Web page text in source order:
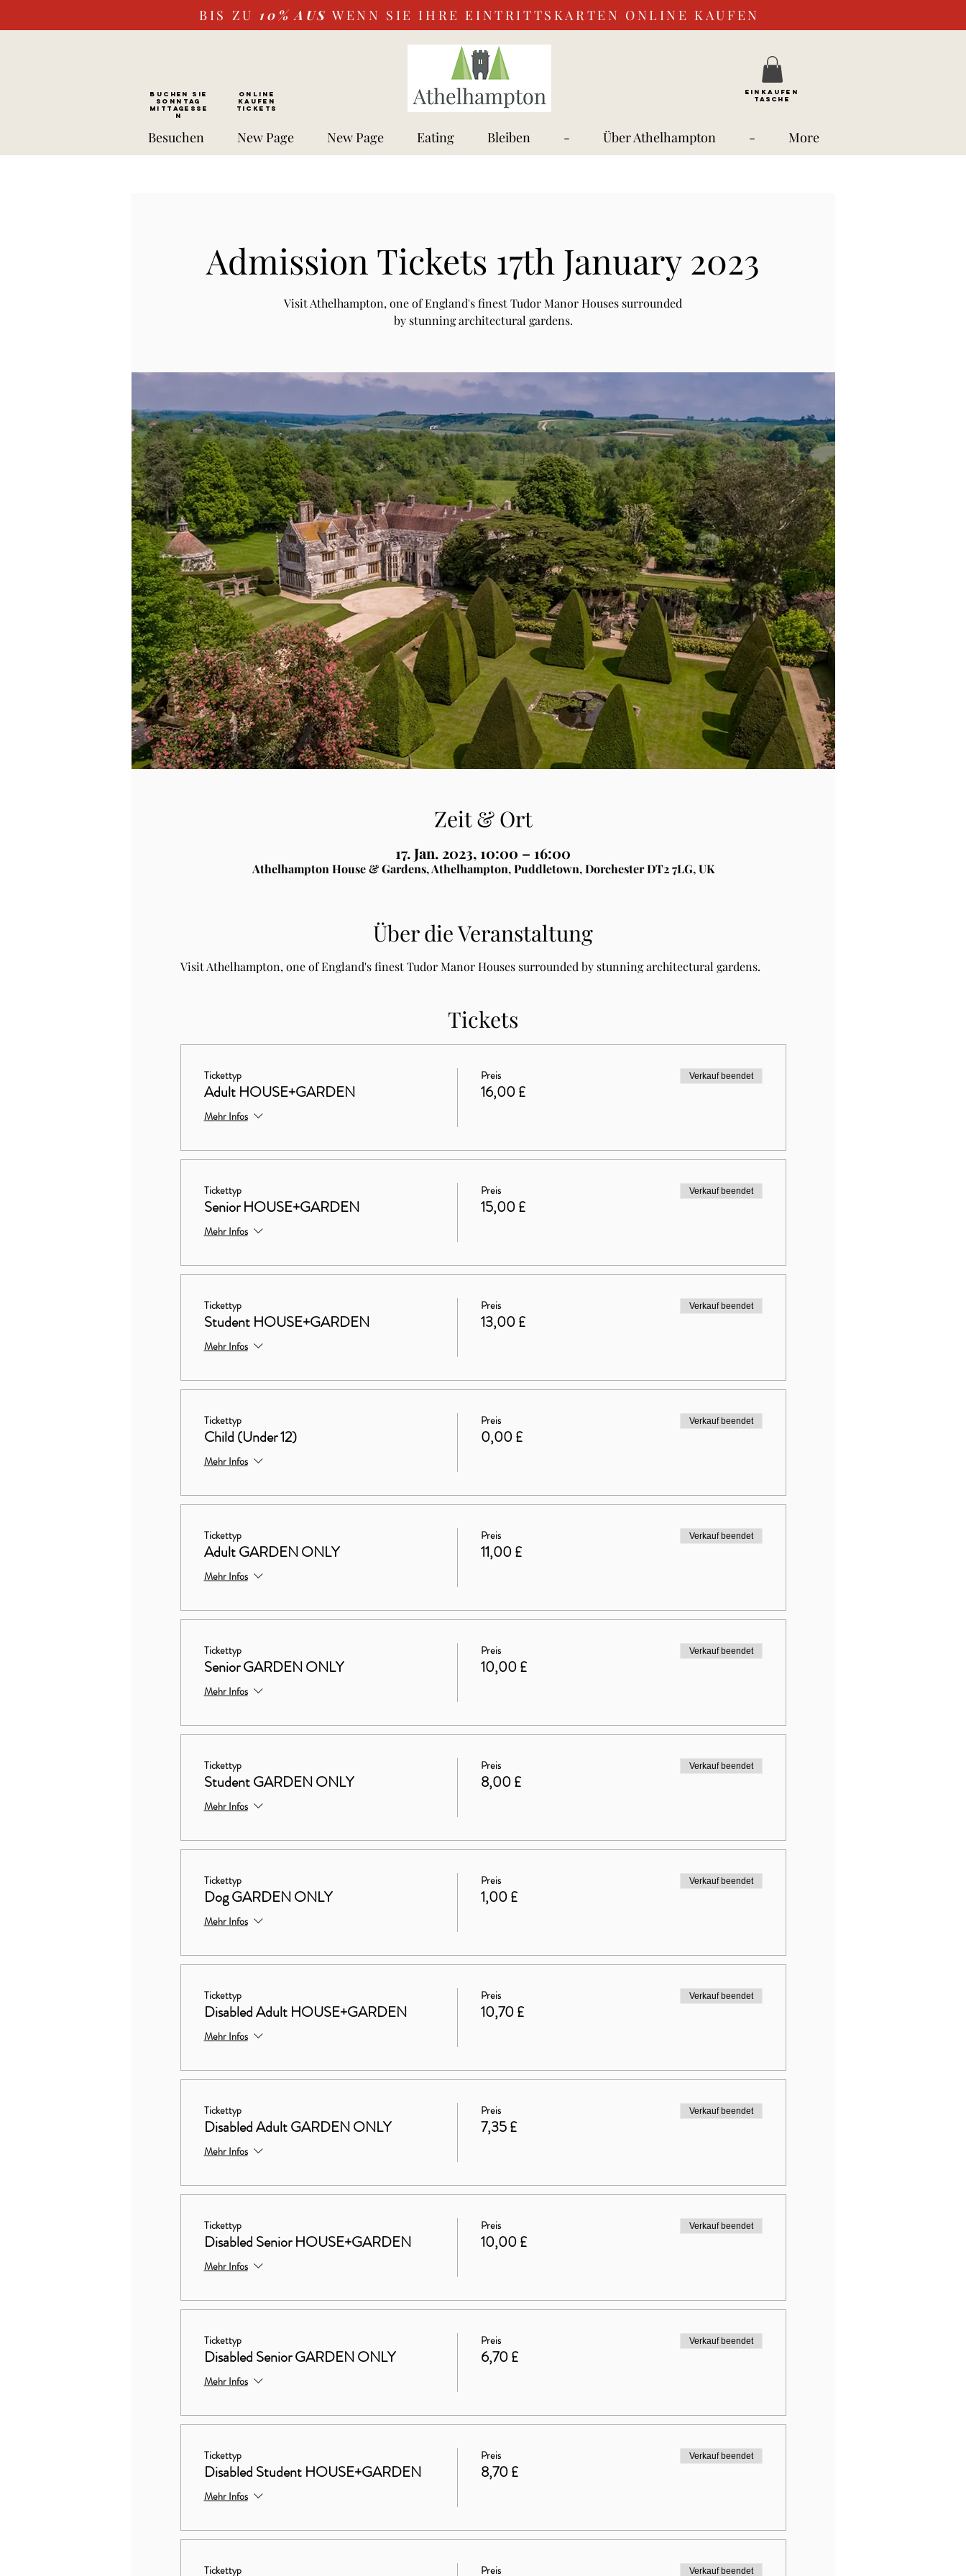
BIS ZU 10% AUS WENN SIE IHRE EINTRITTSKARTEN ONLINE KAUFEN
BUCHEN SIE
SONNTAG
Mittagesse
n
ONLINE
kaufen
Tickets
EINKAUFEN
TASCHE
Besuchen New Page New Page Eating Bleiben - Über Athelhampton - More
Admission Tickets 17th January 2023
Visit Athelhampton, one of England's finest Tudor Manor Houses surrounded
by stunning architectural gardens.
Zeit & Ort
17. Jan. 2023, 10:00 – 16:00
Athelhampton House & Gardens, Athelhampton, Puddletown, Dorchester DT2 7LG, UK
Über die Veranstaltung
Visit Athelhampton, one of England's finest Tudor Manor Houses surrounded by stunning architectural gardens.
Tickets
Tickettyp
Adult HOUSE+GARDEN
Mehr Infos
Preis
16,00 £
Verkauf beendet
Tickettyp
Senior HOUSE+GARDEN
Mehr Infos
Preis
15,00 £
Verkauf beendet
Tickettyp
Student HOUSE+GARDEN
Mehr Infos
Preis
13,00 £
Verkauf beendet
Tickettyp
Child (Under 12)
Mehr Infos
Preis
0,00 £
Verkauf beendet
Tickettyp
Adult GARDEN ONLY
Mehr Infos
Preis
11,00 £
Verkauf beendet
Tickettyp
Senior GARDEN ONLY
Mehr Infos
Preis
10,00 £
Verkauf beendet
Tickettyp
Student GARDEN ONLY
Mehr Infos
Preis
8,00 £
Verkauf beendet
Tickettyp
Dog GARDEN ONLY
Mehr Infos
Preis
1,00 £
Verkauf beendet
Tickettyp
Disabled Adult HOUSE+GARDEN
Mehr Infos
Preis
10,70 £
Verkauf beendet
Tickettyp
Disabled Adult GARDEN ONLY
Mehr Infos
Preis
7,35 £
Verkauf beendet
Tickettyp
Disabled Senior HOUSE+GARDEN
Mehr Infos
Preis
10,00 £
Verkauf beendet
Tickettyp
Disabled Senior GARDEN ONLY
Mehr Infos
Preis
6,70 £
Verkauf beendet
Tickettyp
Disabled Student HOUSE+GARDEN
Mehr Infos
Preis
8,70 £
Verkauf beendet
Tickettyp Preis Verkauf beendet